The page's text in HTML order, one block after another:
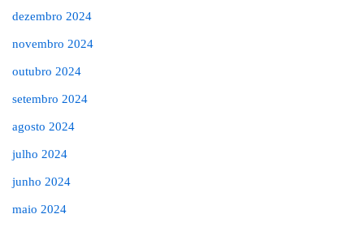
dezembro 2024
novembro 2024
outubro 2024
setembro 2024
agosto 2024
julho 2024
junho 2024
maio 2024